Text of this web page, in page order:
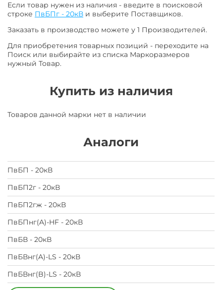
Если товар нужен из наличия - введите в поисковой
строке ПвБПг - 20кВ и выберите Поставщиков.
Заказать в производство можете у 1 Производителей.
Для приобретения товарных позиций - переходите на
Поиск или выбирайте из списка Маркоразмеров
нужный Товар.
Купить из наличия
Товаров данной марки нет в наличии
Аналоги
ПвБП - 20кВ
ПвБП2г - 20кВ
ПвБП2гж - 20кВ
ПвБПнг(A)-HF - 20кВ
ПвБВ - 20кВ
ПвБВнг(A)-LS - 20кВ
ПвБВнг(B)-LS - 20кВ